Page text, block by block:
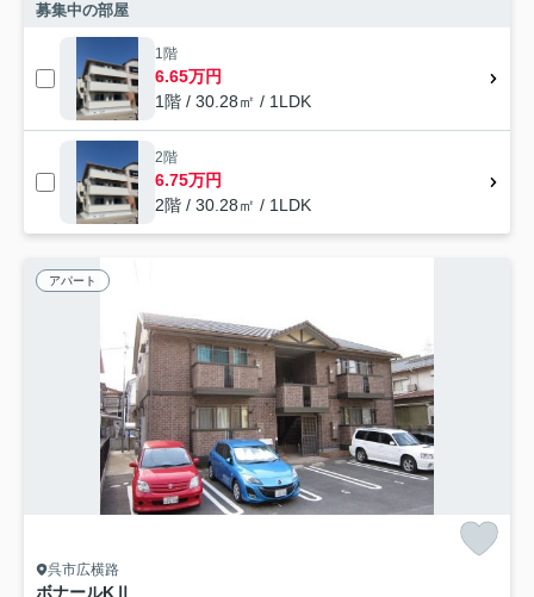
募集中の部屋
1階
6.65万円
1階 / 30.28㎡ / 1LDK
2階
6.75万円
2階 / 30.28㎡ / 1LDK
アパート
呉市広横路
ボナールKⅡ